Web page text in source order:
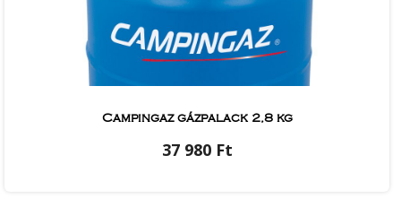
Campingaz gázpalack 2,8 kg
37 980 Ft